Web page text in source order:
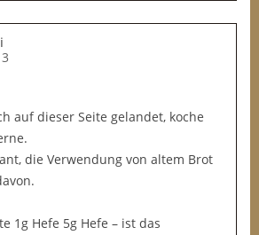
auf dieser Seite gelandet, koche
die Verwendung von altem Brot
1g Hefe 5g Hefe – ist das